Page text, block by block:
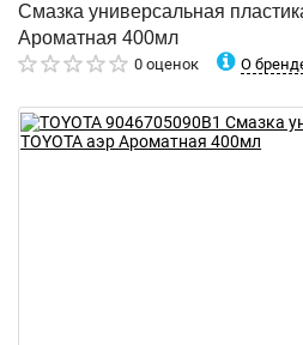
Смазка универсальная
Ароматная 400мл
0 оценок О